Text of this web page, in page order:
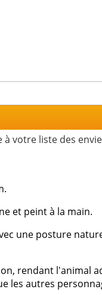
votre liste des
et peint à la main.
une posture
rendant l'animal
les autres